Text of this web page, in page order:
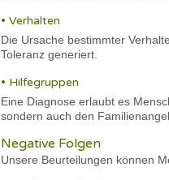
• Verhalten
Die Ursache bestimmter
Toleranz generiert.
• Hilfegruppen
Eine Diagnose erlaubt es
sondern auch den
Negative Folgen
Unsere Beurteilungen können